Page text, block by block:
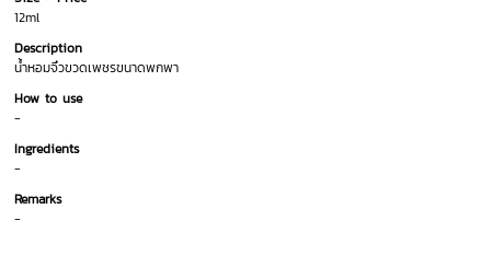
12ml
Description
น้ำหอมจิ๋วขวดเพชรขนาดพกพา
How to use
-
Ingredients
-
Remarks
-